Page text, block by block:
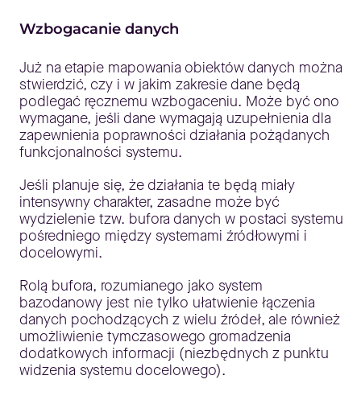
Wzbogacanie danych
Już na etapie mapowania obiektów danych można
stwierdzić, czy i w jakim zakresie dane będą
podlegać ręcznemu wzbogaceniu. Może być ono
wymagane, jeśli dane wymagają uzupełnienia dla
zapewnienia poprawności działania pożądanych
funkcjonalności systemu.
Jeśli planuje się, że działania te będą miały
intensywny charakter, zasadne może być
wydzielenie tzw. bufora danych w postaci systemu
pośredniego między systemami źródłowymi i
docelowymi.
Rolą bufora, rozumianego jako system
bazodanowy jest nie tylko ułatwienie łączenia
danych pochodzących z wielu źródeł, ale również
umożliwienie tymczasowego gromadzenia
dodatkowych informacji (niezbędnych z punktu
widzenia systemu docelowego).